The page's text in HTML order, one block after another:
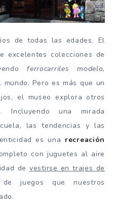
de todas las edades. El
excelentes colecciones de
ferrocarriles modelo,
Pero es más que un
el museo explora otros
Incluyendo una mirada
las tendencias y las
es una recreación
con juguetes al aire
devestirse en trajes de
juegos que nuestros